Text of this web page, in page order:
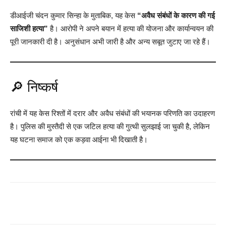
डीआईजी चंदन कुमार सिन्हा के मुताबिक, यह केस “अवैध संबंधों के कारण की गई
साजिशी हत्या” है। आरोपी ने अपने बयान में हत्या की योजना और कार्यान्वयन की
पूरी जानकारी दी है। अनुसंधान अभी जारी है और अन्य सबूत जुटाए जा रहे हैं।
🔎 निष्कर्ष
रांची में यह केस रिश्तों में दरार और अवैध संबंधों की भयानक परिणति का उदाहरण
है। पुलिस की मुस्तैदी से एक जटिल हत्या की गुत्थी सुलझाई जा चुकी है, लेकिन
यह घटना समाज को एक कड़वा आईना भी दिखाती है।